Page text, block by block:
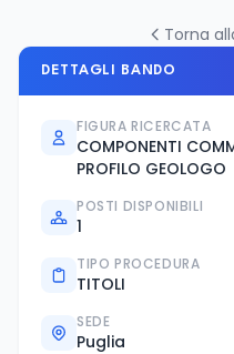
Torna
DETTAGLI BANDO
FIGURA RICERCATA
COMPONENTI
PROFILO GEOLOGO
POSTI DISPONIBILI
1
TIPO PROCEDURA
TITOLI
SEDE
Puglia